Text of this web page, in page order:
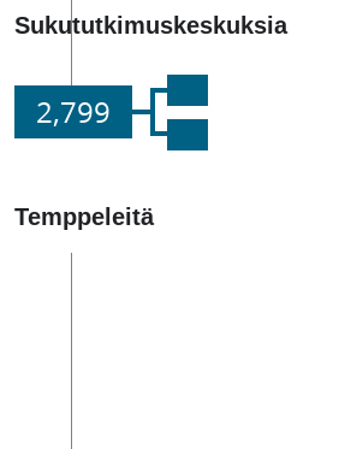
Sukututkimuskeskuksia
2,799
Temppeleitä